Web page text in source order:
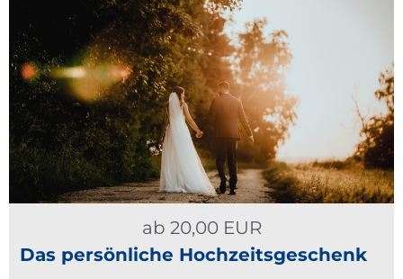
ab 20,00EUR
Das persönliche Hochzeitsgeschenk